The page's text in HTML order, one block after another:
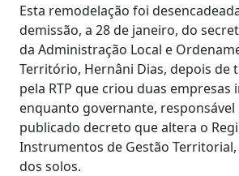
Esta remodelação foi
demissão, a 28 de janeiro, do
da Administração Local e
Território, Hernâni Dias, depois de
pela RTP que criou duas empresas
enquanto governante, responsável
publicado decreto que altera o
Instrumentos de Gestão Territorial,
dos solos.